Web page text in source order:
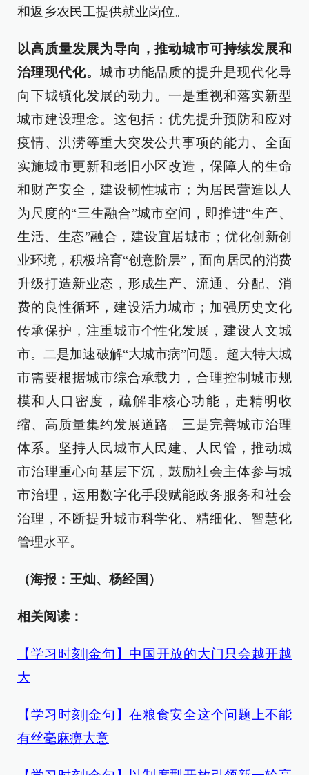
和返乡农民工提供就业岗位。
以高质量发展为导向，推动城市可持续发展和
治理现代化。 城市功能品质的提升是现代化导
向下城镇化发展的动力。一是重视和落实新型
城市建设理念。这包括：优先提升预防和应对
疫情、洪涝等重大突发公共事项的能力、全面
实施城市更新和老旧小区改造，保障人的生命
和财产安全，建设韧性城市；为居民营造以人
为尺度的“三生融合”城市空间，即推进“生产、
生活、生态”融合，建设宜居城市；优化创新创
业环境，积极培育“创意阶层”，面向居民的消费
升级打造新业态，形成生产、流通、分配、消
费的良性循环，建设活力城市；加强历史文化
传承保护，注重城市个性化发展，建设人文城
市。二是加速破解“大城市病”问题。超大特大城
市需要根据城市综合承载力，合理控制城市规
模和人口密度，疏解非核心功能，走精明收
缩、高质量集约发展道路。三是完善城市治理
体系。坚持人民城市人民建、人民管，推动城
市治理重心向基层下沉，鼓励社会主体参与城
市治理，运用数字化手段赋能政务服务和社会
治理，不断提升城市科学化、精细化、智慧化
管理水平。
（海报：王灿、杨经国）
相关阅读：
【学习时刻|金句】中国开放的大门只会越开越
大
【学习时刻|金句】在粮食安全这个问题上不能
有丝毫麻痹大意